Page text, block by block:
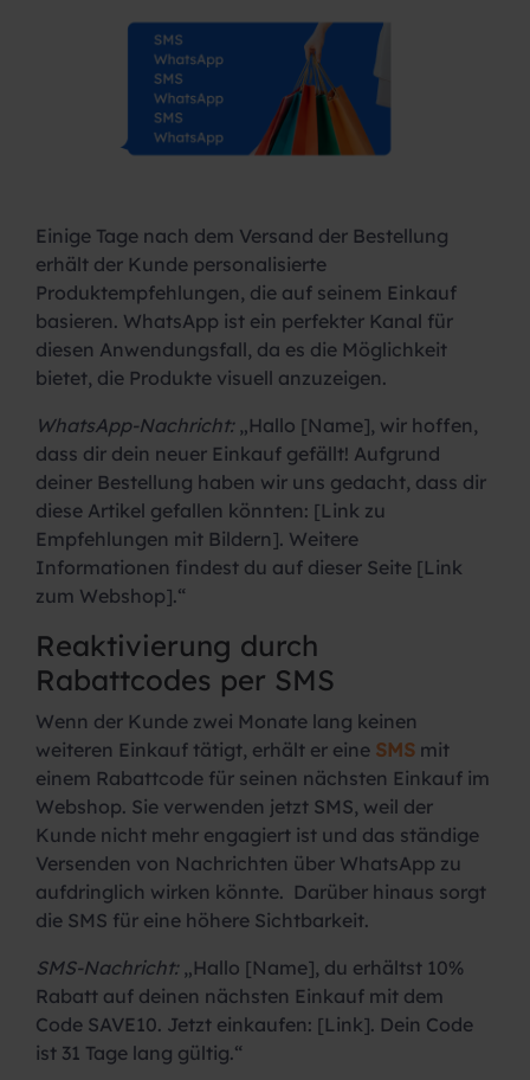
Einige Tage nach dem Versand der Bestellung
erhält der Kunde personalisierte
Produktempfehlungen, die auf seinem Einkauf
basieren. WhatsApp ist ein perfekter Kanal für
diesen Anwendungsfall, da es die Möglichkeit
bietet, die Produkte visuell anzuzeigen.
WhatsApp-Nachricht:„Hallo [Name], wir hoffen,
dass dir dein neuer Einkauf gefällt! Aufgrund
deiner Bestellung haben wir uns gedacht, dass dir
diese Artikel gefallen könnten: [Link zu
Empfehlungen mit Bildern]. Weitere
Informationen findest du auf dieser Seite [Link
zum Webshop].“
Reaktivierung durch
Rabattcodes per SMS
Wenn der Kunde zwei Monate lang keinen
weiteren Einkauf tätigt, erhält er eine SMS mit
einem Rabattcode für seinen nächsten Einkauf im
Webshop. Sie verwenden jetzt SMS, weil der
Kunde nicht mehr engagiert ist und das ständige
Versenden von Nachrichten über WhatsApp zu
aufdringlich wirken könnte. Darüber hinaus sorgt
die SMS für eine höhere Sichtbarkeit.
SMS-Nachricht:„Hallo [Name], du erhältst 10%
Rabatt auf deinen nächsten Einkauf mit dem
Code SAVE10. Jetzt einkaufen: [Link]. Dein Code
ist 31 Tage lang gültig.“